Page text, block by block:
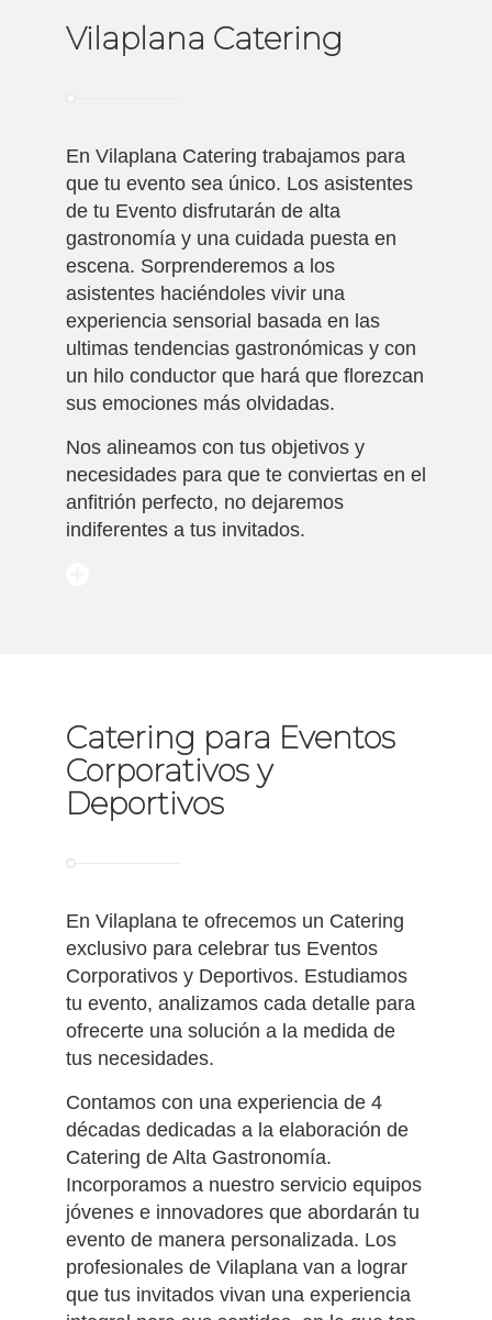
Vilaplana Catering
En Vilaplana Catering trabajamos para
que tu evento sea único. Los asistentes
de tu Evento disfrutarán de alta
gastronomía y una cuidada puesta en
escena. Sorprenderemos a los
asistentes haciéndoles vivir una
experiencia sensorial basada en las
ultimas tendencias gastronómicas y con
un hilo conductor que hará que florezcan
sus emociones más olvidadas.
Nos alineamos con tus objetivos y
necesidades para que te conviertas en el
anfitrión perfecto, no dejaremos
indiferentes a tus invitados.
Catering para Eventos
Corporativos y
Deportivos
En Vilaplana te ofrecemos un Catering
exclusivo para celebrar tus Eventos
Corporativos y Deportivos. Estudiamos
tu evento, analizamos cada detalle para
ofrecerte una solución a la medida de
tus necesidades.
Contamos con una experiencia de 4
décadas dedicadas a la elaboración de
Catering de Alta Gastronomía.
Incorporamos a nuestro servicio equipos
jóvenes e innovadores que abordarán tu
evento de manera personalizada. Los
profesionales de Vilaplana van a lograr
que tus invitados vivan una experiencia